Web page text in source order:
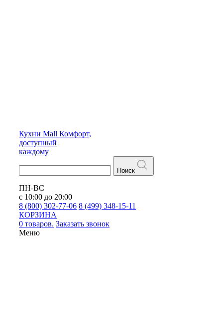
Кухни Mall Комфорт,
доступный
каждому
Поиск
ПН-ВС
с 10:00 до 20:00
8 (800) 302-77-06 8 (499) 348-15-11
КОРЗИНА
0 товаров. Заказать звонок
Меню